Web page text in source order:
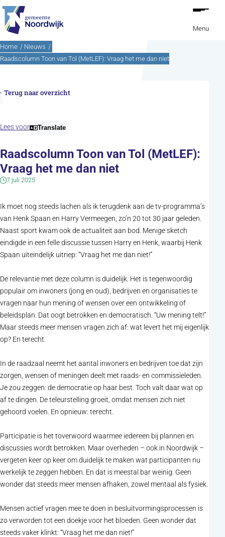
Ga naar de inhoud
Menu
Home
Nieuws
Raadscolumn Toon van Tol (MetLEF): Vraag het me dan niet
Terug naar overzicht
Lees voor Translate
Raadscolumn Toon van Tol (MetLEF):
Vraag het me dan niet
7 juli 2025
Ik moet nog steeds lachen als ik terugdenk aan de tv-programma’s
van Henk Spaan en Harry Vermeegen, zo’n 20 tot 30 jaar geleden.
Naast sport kwam ook de actualiteit aan bod. Menige sketch
eindigde in een felle discussie tussen Harry en Henk, waarbij Henk
Spaan uiteindelijk uitriep: “Vraag het me dan niet!”
De relevantie met deze column is duidelijk. Het is tegenwoordig
populair om inwoners (jong en oud), bedrijven en organisaties te
vragen naar hun mening of wensen over een ontwikkeling of
beleidsplan. Dat oogt betrokken en democratisch. “Uw mening telt!”
Maar steeds meer mensen vragen zich af: wat levert het mij eigenlijk
op? En terecht.
In de raadzaal neemt het aantal inwoners en bedrijven toe dat zijn
zorgen, wensen of meningen deelt met raads- en commissieleden.
Je zou zeggen: de democratie op haar best. Toch valt daar wat op
af te dingen. De teleurstelling groeit, omdat mensen zich niet
gehoord voelen. En opnieuw: terecht.
Participatie is het toverwoord waarmee iedereen bij plannen en
discussies wordt betrokken. Maar overheden – ook in Noordwijk –
vergeten keer op keer om duidelijk te maken wat participanten nu
werkelijk te zeggen hebben. En dat is meestal bar weinig. Geen
wonder dat steeds meer mensen afhaken, zowel mentaal als fysiek.
Mensen actief vragen mee te doen in besluitvormingsprocessen is
zo verworden tot een doekje voor het bloeden. Geen wonder dat
steeds vaker klinkt: “Vraag het me dan niet!”